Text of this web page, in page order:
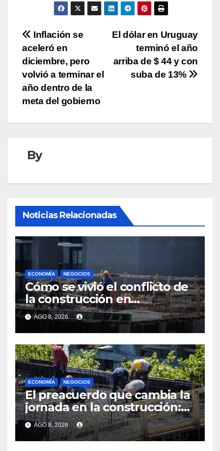
Navegación
de
entradas
El dólar en Uruguay
terminó el año
arriba de $ 44 y con
suba de 13%
Inflación se
aceleró en
diciembre, pero
volvió a terminar el
año dentro de la
meta del gobierno
By
Noticias Relacionadas
ECONOMÍA NEGOCIOS
Cómo se vivió el conflicto de
la construcción en
Maldonado, un
departamento donde el
sector tiene sus
particularidades
AGO 8, 2026
ECONOMÍA NEGOCIOS
El preacuerdo que cambia la
jornada en la construcción:
menos horas, subas reales y
convenio hasta 2031
AGO 8, 2026